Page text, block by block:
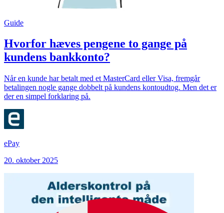
Guide
Hvorfor hæves pengene to gange på
kundens bankkonto?
Når en kunde har betalt med et MasterCard eller Visa, fremgår
betalingen nogle gange dobbelt på kundens kontoudtog. Men det er
der en simpel forklaring på.
ePay
20. oktober 2025